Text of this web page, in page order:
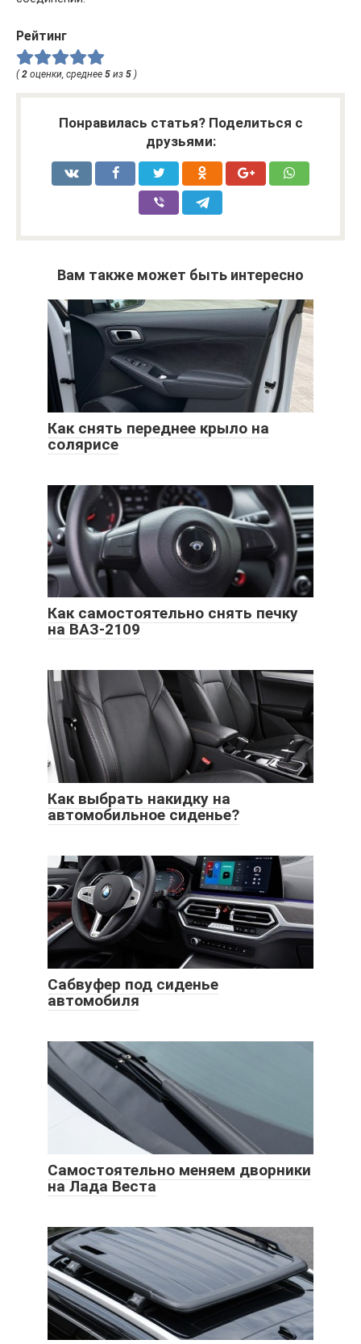
Рейтинг
(2 оценки, среднее 5 из 5 )
Понравилась статья? Поделиться с
друзьями:
Вам также может быть интересно
Как снять переднее крыло на
солярисе
Как самостоятельно снять печку
на ВАЗ-2109
Как выбрать накидку на
автомобильное сиденье?
Сабвуфер под сиденье
автомобиля
Самостоятельно меняем дворники
на Лада Веста